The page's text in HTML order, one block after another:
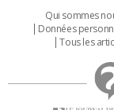
Qui sommes
Données
Tous les